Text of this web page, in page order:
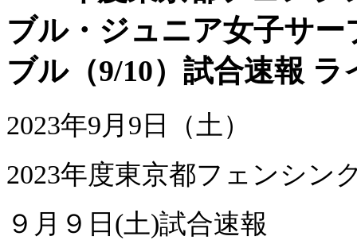
ブル・ジュニア女子サ
ブル（9/10）試合速報
2023年9月9日（土）
2023年度東京都フェンシン
９月９日(土)試合速報